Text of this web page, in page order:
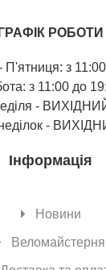
ГРАФІК РОБОТИ
П'ятниця: з
з 11:00 до
-
-
Інформація
Новини
Веломайстерня